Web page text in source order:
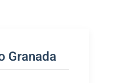
Granada